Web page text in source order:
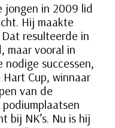
jongen in 2009 lid
Hij maakte
resulteerde in
maar vooral in
successen,
Cup, winnaar
van de
bij NK’s. Nu is hij